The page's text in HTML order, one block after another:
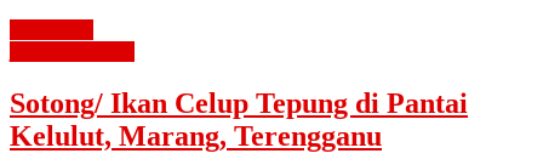
Sotong/ Ikan Celup Tepung di Pantai
Kelulut, Marang, Terengganu